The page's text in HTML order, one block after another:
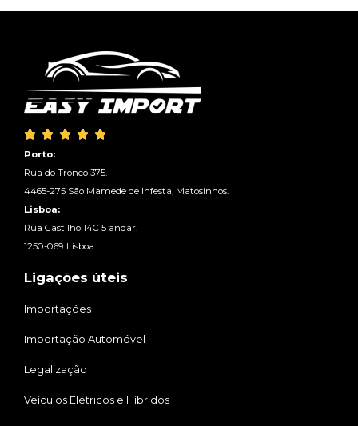
    
Porto:
Rua do Tronco 375.
4465-275 São Mamede de Infesta, Matosinhos.
Lisboa:
Rua Castilho 14C 5 andar.
1250-069 Lisboa.
Ligações úteis
Importações
Importação Automóvel
Legalização
Veículos Elétricos e Híbridos